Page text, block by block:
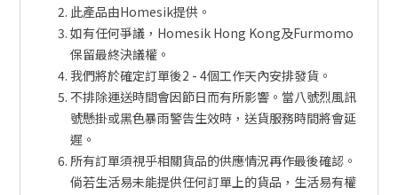
此產品由Homesik提供。
如有任何爭議，Homesik Hong Kong及Furmomo
保留最終決議權。
我們將於確定訂單後2 - 4個工作天內安排發貨。
不排除運送時間會因節日而有所影響。當八號烈風訊
號懸掛或黑色暴雨警告生效時，送貨服務時間將會延
遲。
所有訂單須視乎相關貨品的供應情況再作最後確認。
倘若生活易未能提供任何訂單上的貨品，生活易有權